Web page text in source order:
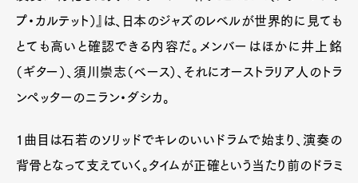
プ・カルテット）』は、日本のジャズのレベルが世界的に見ても
とても高いと確認できる内容だ。メンバーはほかに井上銘
（ギター）、須川崇志（ベース）、それにオーストラリア人のトラ
ンペッターのニラン・ダシカ。
1曲目は石若のソリッドでキレのいいドラムで始まり、演奏の
背骨となって支えていく。タイムが正確という当たり前のドラミ